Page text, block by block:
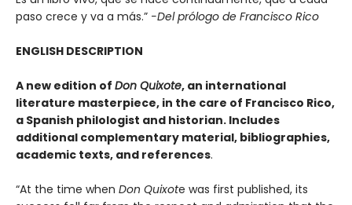
paso crece y va a más.” -Del prólogo de Francisco Rico
ENGLISH DESCRIPTION
A new edition of Don Quixote, an international
literature masterpiece, in the care of Francisco Rico,
a Spanish philologist and historian. Includes
additional complementary material, bibliographies,
academic texts, and references.
“At the time when Don Quixote was first published, its